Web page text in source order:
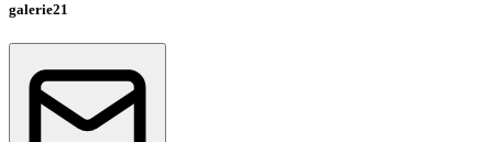
galerie21